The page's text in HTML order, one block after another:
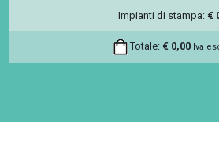
Impianti di stampa: €
Totale: € 0,00 Iva